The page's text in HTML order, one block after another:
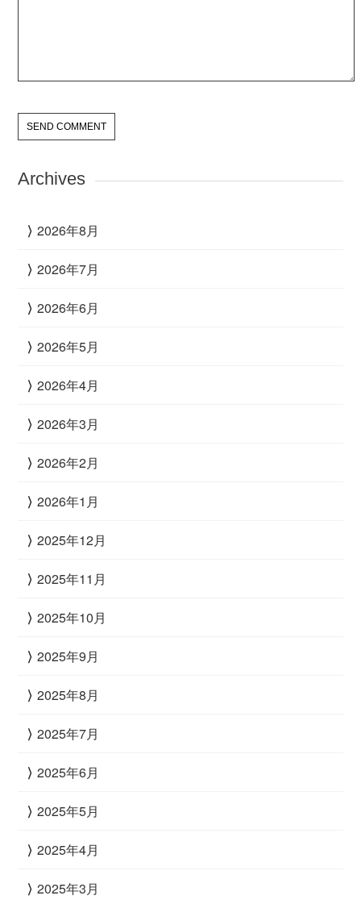
Archives
2026年8月
2026年7月
2026年6月
2026年5月
2026年4月
2026年3月
2026年2月
2026年1月
2025年12月
2025年11月
2025年10月
2025年9月
2025年8月
2025年7月
2025年6月
2025年5月
2025年4月
2025年3月